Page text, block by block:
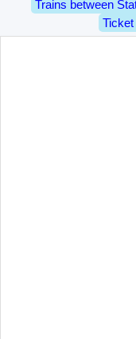
Trains between